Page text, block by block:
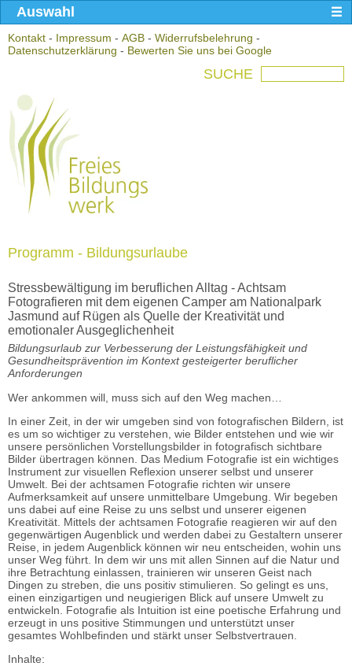
Kontakt - Impressum - AGB - Widerrufsbelehrung -
Datenschutzerklärung - Bewerten Sie uns bei Google
SUCHE
Programm - Bildungsurlaube
Stressbewältigung im beruflichen Alltag - Achtsam
Fotografieren mit dem eigenen Camper am Nationalpark
Jasmund auf Rügen als Quelle der Kreativität und
emotionaler Ausgeglichenheit
Bildungsurlaub zur Verbesserung der Leistungsfähigkeit und
Gesundheitsprävention im Kontext gesteigerter beruflicher
Anforderungen
Wer ankommen will, muss sich auf den Weg machen…
In einer Zeit, in der wir umgeben sind von fotografischen Bildern, ist
es um so wichtiger zu verstehen, wie Bilder entstehen und wie wir
unsere persönlichen Vorstellungsbilder in fotografisch sichtbare
Bilder übertragen können. Das Medium Fotografie ist ein wichtiges
Instrument zur visuellen Reflexion unserer selbst und unserer
Umwelt. Bei der achtsamen Fotografie richten wir unsere
Aufmerksamkeit auf unsere unmittelbare Umgebung. Wir begeben
uns dabei auf eine Reise zu uns selbst und unserer eigenen
Kreativität. Mittels der achtsamen Fotografie reagieren wir auf den
gegenwärtigen Augenblick und werden dabei zu Gestaltern unserer
Reise, in jedem Augenblick können wir neu entscheiden, wohin uns
unser Weg führt. In dem wir uns mit allen Sinnen auf die Natur und
ihre Betrachtung einlassen, trainieren wir unseren Geist nach
Dingen zu streben, die uns positiv stimulieren. So gelingt es uns,
einen einzigartigen und neugierigen Blick auf unsere Umwelt zu
entwickeln. Fotografie als Intuition ist eine poetische Erfahrung und
erzeugt in uns positive Stimmungen und unterstützt unser
gesamtes Wohlbefinden und stärkt unser Selbstvertrauen.
Inhalte:
Auswahl